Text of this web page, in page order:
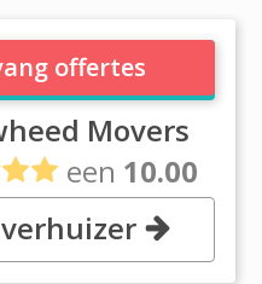
Movers
Movers
een 10.00
offertes